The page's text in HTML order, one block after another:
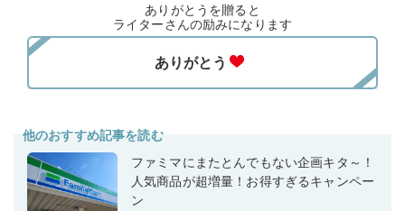
ありがとうを贈ると
ライターさんの励みになります
他のおすすめ記事を読む
ファミマにまたとんでもない企画キタ～！
人気商品が超増量！お得すぎるキャンペー
ン